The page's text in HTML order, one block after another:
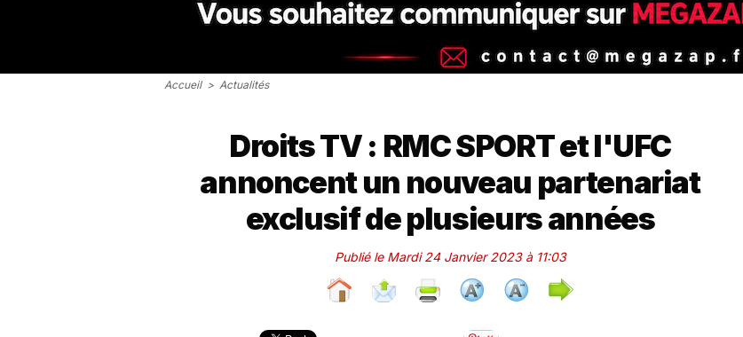
Accueil > Actualités
Droits TV : RMC SPORT et l'UFC
annoncent un nouveau partenariat
exclusif de plusieurs années
Publié le Mardi 24 Janvier 2023 à 11:03